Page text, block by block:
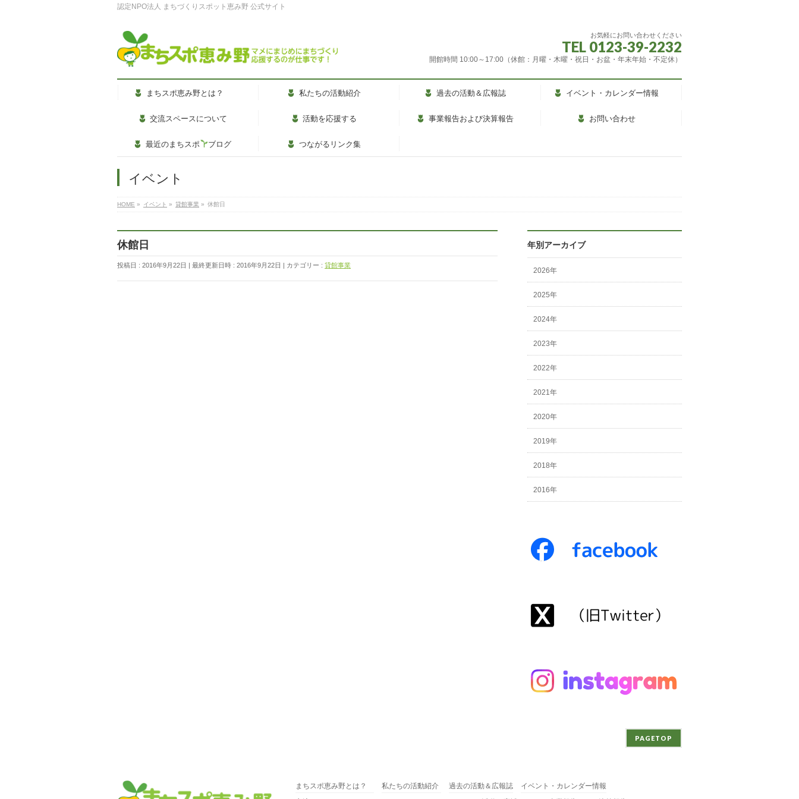
認定NPO法人 まちづくりスポット恵み野 公式サイト
お気軽にお問い合わせください
TEL 0123-39-2232
開館時間 10:00～17:00（休館：月曜・木曜・祝日・お盆・年末年始・不定休）
まちスポ恵み野とは？ 私たちの活動紹介 過去の活動＆広報誌 イベント・カレンダー情報
交流スペースについて 活動を応援する 事業報告および決算報告 お問い合わせ
最近のまちスポ ブログ つながるリンク集
イベント
HOME » イベント » 貸館事業 » 休館日
休館日
投稿日 : 2016年9月22日 最終更新日時 : 2016年9月22日 カテゴリー : 貸館事業
年別アーカイブ
2026年
2025年
2024年
2023年
2022年
2021年
2020年
2019年
2018年
2016年
PAGETOP
まちスポ恵み野とは？ 私たちの活動紹介 過去の活動＆広報誌
イベント・カレンダー情報